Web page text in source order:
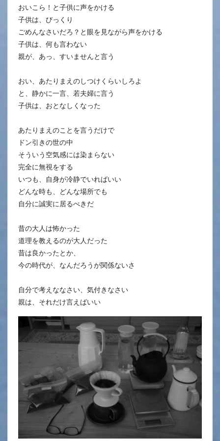
おいこら！と子供に声をかける
子供は、びっくり
ごめんなさいだろ？と眼を見ながら声をかける
子供は、何も言わない
親が、あっ、すいませんと言う
おい、あたりまえのしつけくらいしろよ
と、静かに一言、若夫婦に言う
子供は、おとなしくなった
あたりまえのことを言うだけで
ドン引きの世の中
そういう空気感には染まらない
完全に無視をする
いつも、自身が冷静でいればいい
どんな時も、どんな場所でも
自分に誠実に居るべきだ
昔の大人は怖かった
道理を教えるのが大人だった
昔は良かったとか、
今の時代が、なんだろうが関係ないさ
自分で考えななさい、気付きなさい
親は、それだけ言えばいい